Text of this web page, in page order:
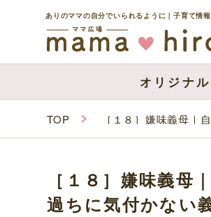
ありのママの自分でいられるように｜子育て情
オリジナ
TOP ［１８］嫌味義母｜
［１８］嫌味義
過ちに気付かない